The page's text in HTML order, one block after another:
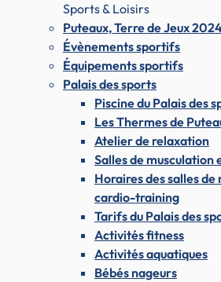
Sports & Loisirs
Puteaux, Terre de Jeux
Évènements sportifs
Équipements sportifs
Palais des sports
Piscine du Palais des
Les Thermes de
Atelier de relaxation
Salles de
Horaires des salles
cardio-training
Tarifs du Palais des
Activités fitness
Activités aquatiques
Bébés nageurs